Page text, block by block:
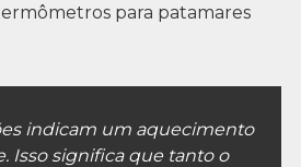
para patamares
indicam um aquecimento
Isso significa que tanto o